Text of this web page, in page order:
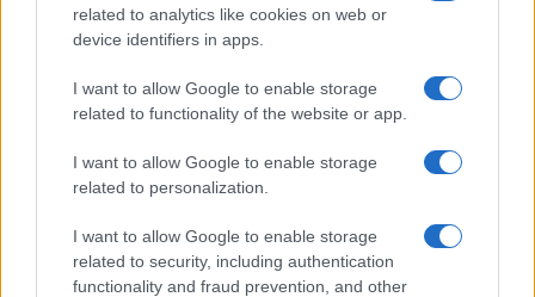
related to analytics like cookies on web or
device identifiers in apps.
I want to allow Google to enable storage
related to functionality of the website or app.
I want to allow Google to enable storage
related to personalization.
I want to allow Google to enable storage
related to security, including authentication
functionality and fraud prevention, and other